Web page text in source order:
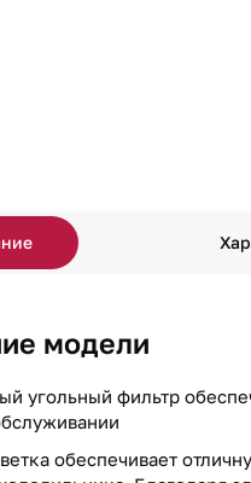
модели
угольный фильтр
обеспечивает